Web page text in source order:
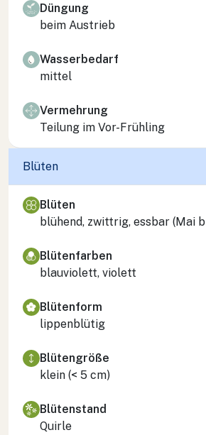
Düngung
beim Austrieb
Wasserbedarf
mittel
Vermehrung
Teilung im Vor-Frühling
Blüten
Blüten
blühend, zwittrig, essbar (Mai
Blütenfarben
blauviolett, violett
Blütenform
lippenblütig
Blütengröße
klein (< 5 cm)
Blütenstand
Quirle